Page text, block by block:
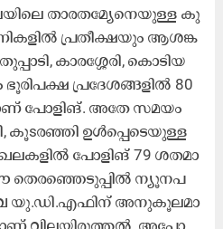
താ​ര​ത​മ്യേ​നെ​യു​ള്ള കു​
പ്ര​തീ​ക്ഷ​യും ആ​ശ​ങ്ക​
കാ​ര​ശ്ശേ​രി, കൊ​ടി​യ​
പ്ര​ദേ​ശ​ങ്ങ​ളി​ൽ 80
പോ​ളി​ങ്. അ​തേ സ​മ​യം
കൂs​ര​ഞ്ഞി ഉ​ൾ​പ്പെ​ടെ​യു​ള്ള
പോ​ളി​ങ് 79 ശ​ത​മാ​
​തെ​ര​ഞ്ഞെ​ടു​പ്പി​ൽ ന്യൂ​ന​പ​
യു.​ഡി.​എ​ഫി​ന് അ​നു​കൂ​ല​മാ​
വി​ല​യി​രു​ത്ത​ൽ. അ​പ്പോ​